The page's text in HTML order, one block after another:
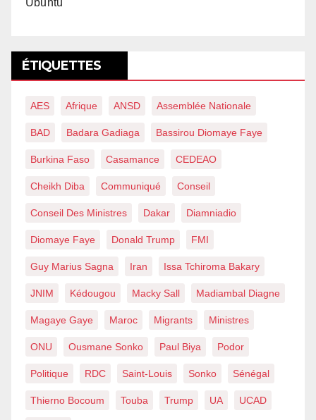
Ubuntu
ÉTIQUETTES
AES Afrique ANSD Assemblée Nationale
BAD Badara Gadiaga Bassirou Diomaye Faye
Burkina Faso Casamance CEDEAO
Cheikh Diba Communiqué Conseil
Conseil Des Ministres Dakar Diamniadio
Diomaye Faye Donald Trump FMI
Guy Marius Sagna Iran Issa Tchiroma Bakary
JNIM Kédougou Macky Sall Madiambal Diagne
Magaye Gaye Maroc Migrants Ministres
ONU Ousmane Sonko Paul Biya Podor
Politique RDC Saint-Louis Sonko Sénégal
Thierno Bocoum Touba Trump UA UCAD